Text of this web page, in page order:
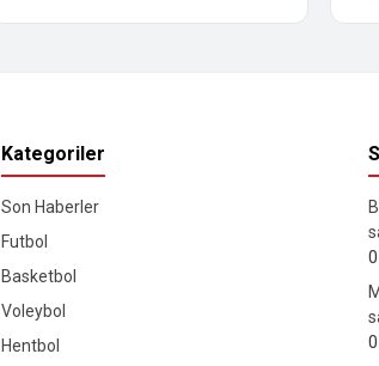
Kategoriler
Son Haberler
Futbol
Basketbol
Voleybol
Hentbol